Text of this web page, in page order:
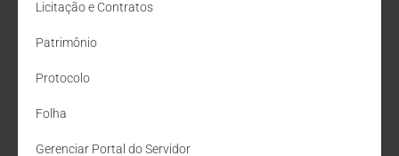
Licitação e Contratos
Patrimônio
Protocolo
Folha
Gerenciar Portal do Servidor